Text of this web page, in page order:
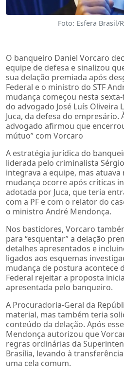
Foto: Esfera Brasil/
O banqueiro Daniel Vorcaro
equipe de defesa e sinalizou
sua delação premiada após
Federal e o ministro do STF
mudança começou nesta
do advogado José Luís Oliveira
Juca, da defesa do empresário.
advogado afirmou que
mútuo” com Vorcaro
A estratégia jurídica do
liderada pelo criminalista
integrava a equipe, mas atuava
mudança ocorre após críticas
adotada por Juca, que teria
com a PF e com o relator do
o ministro André Mendonça.
Nos bastidores, Vorcaro
para “esquentar” a delação
detalhes apresentados e
ligados aos esquemas
mudança de postura acontece
Federal rejeitar a proposta
apresentada pelo banqueiro.
A Procuradoria-Geral da
material, mas também teria
conteúdo da delação. Após
Mendonça autorizou que
regras ordinárias da
Brasília, levando à
uma cela comum.